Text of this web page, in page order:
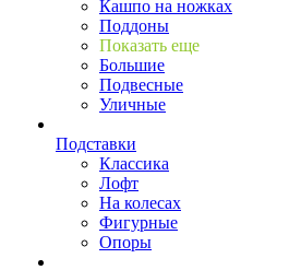
Кашпо на ножках
Поддоны
Показать еще
Большие
Подвесные
Уличные
Подставки
Классика
Лофт
На колесах
Фигурные
Опоры